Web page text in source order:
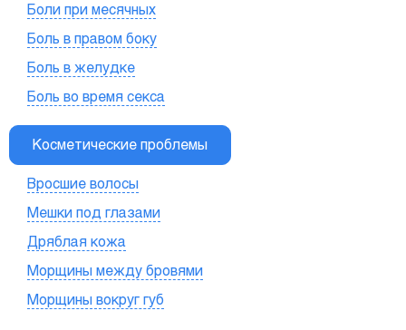
Боли при месячных
Боль в правом боку
Боль в желудке
Боль во время секса
Косметические проблемы
Вросшие волосы
Мешки под глазами
Дряблая кожа
Морщины между бровями
Морщины вокруг губ